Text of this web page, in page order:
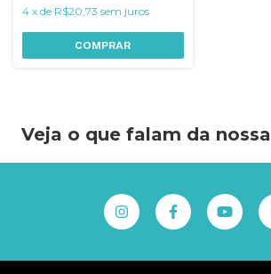
4 x de R$20,73 sem juros
COMPRAR
Veja o que falam da